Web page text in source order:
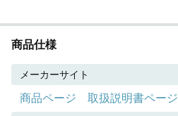
商品仕様
メーカーサイト
商品ページ 取扱説明書ページ